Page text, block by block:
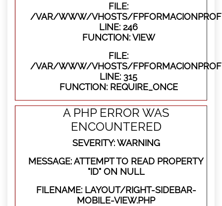
FILE:
/VAR/WWW/VHOSTS/
LINE: 246
FUNCTION: VIEW
FILE:
/VAR/WWW/VHOSTS/
LINE: 315
FUNCTION: REQUIRE_ONCE
A PHP ERROR WAS
ENCOUNTERED
SEVERITY: WARNING
MESSAGE: ATTEMPT TO READ PROPERTY
"ID" ON NULL
FILENAME: LAYOUT/RIGHT-SIDEBAR-
MOBILE-VIEW.PHP